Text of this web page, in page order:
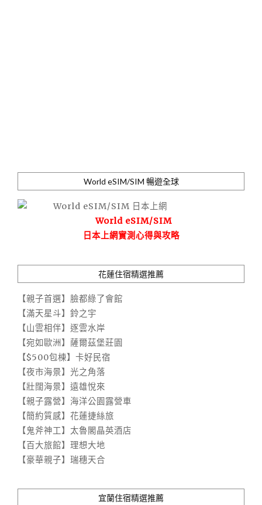
World eSIM/SIM 暢遊全球
World eSIM/SIM
日本上網實測心得與攻略
花蓮住宿精選推薦
【親子首選】臉都綠了會館
【滿天星斗】鈴之宇
【山雲相伴】逐雲水岸
【宛如歐洲】薩爾茲堡莊園
【$500包棟】卡好民宿
【夜市海景】光之角落
【壯闊海景】遠雄悅來
【親子露營】海洋公園露營車
【簡約質感】花蓮捷絲旅
【鬼斧神工】太魯閣晶英酒店
【百大旅館】理想大地
【豪華親子】瑞穗天合
宜蘭住宿精選推薦